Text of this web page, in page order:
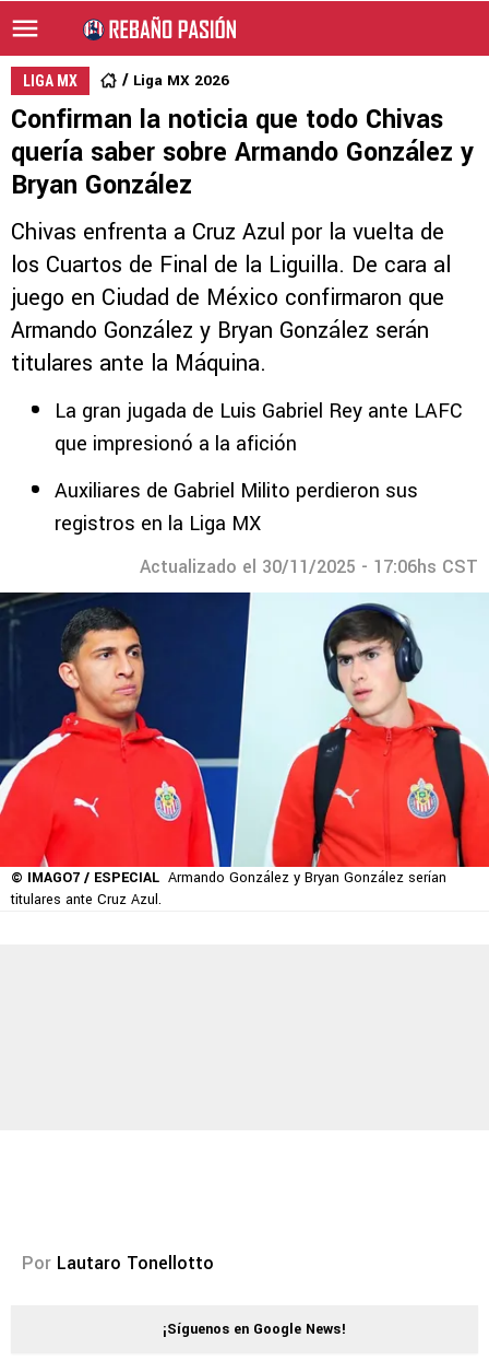
LIGA MX Liga MX 2026
Confirman la noticia que todo Chivas
quería saber sobre Armando González y
Bryan González
Chivas enfrenta a Cruz Azul por la vuelta de
los Cuartos de Final de la Liguilla. De cara al
juego en Ciudad de México confirmaron que
Armando González y Bryan González serán
titulares ante la Máquina.
La gran jugada de Luis Gabriel Rey ante LAFC
que impresionó a la afición
Auxiliares de Gabriel Milito perdieron sus
registros en la Liga MX
Actualizado el 30/11/2025 - 17:06hs CST
© IMAGO7 / ESPECIAL Armando González y Bryan González serían
titulares ante Cruz Azul.
Por Lautaro Tonellotto
¡Síguenos en Google News!